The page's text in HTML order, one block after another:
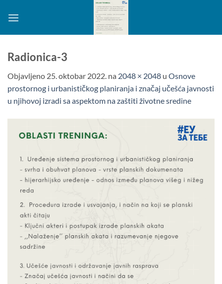
Radionica-3
Objavljeno 25. oktobar 2022. na 2048 × 2048 u Osnove
prostornog i urbanističkog planiranja i značaj učešća javnosti
u njihovoj izradi sa aspektom na zaštiti životne sredine